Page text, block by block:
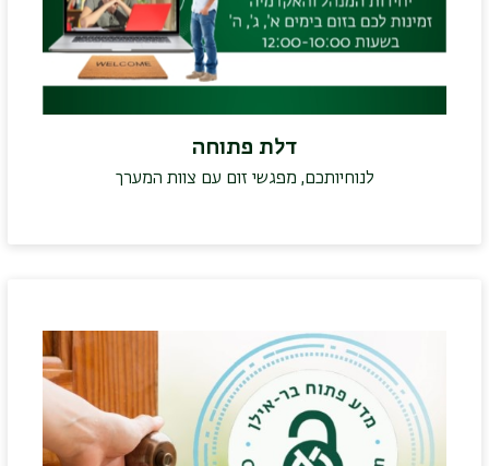
דלת פתוחה
לנוחיותכם, מפגשי זום עם צוות המערך